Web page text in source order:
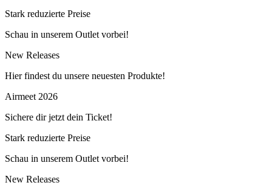
Stark reduzierte Preise
Schau in unserem Outlet vorbei!
New Releases
Hier findest du unsere neuesten Produkte!
Airmeet 2026
Sichere dir jetzt dein Ticket!
Stark reduzierte Preise
Schau in unserem Outlet vorbei!
New Releases